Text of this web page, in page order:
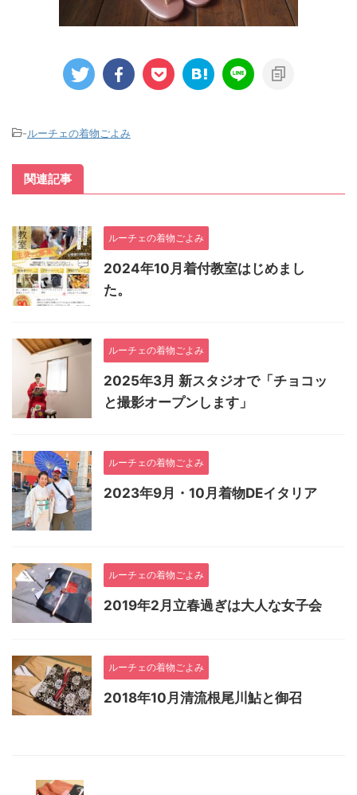
-ルーチェの着物ごよみ
関連記事
ルーチェの着物ごよみ
2024年10月着付教室はじめまし
た。
ルーチェの着物ごよみ
2025年3月 新スタジオで「チョコッ
と撮影オープンします」
ルーチェの着物ごよみ
2023年9月・10月着物DEイタリア
ルーチェの着物ごよみ
2019年2月立春過ぎは大人な女子会
ルーチェの着物ごよみ
2018年10月清流根尾川鮎と御召